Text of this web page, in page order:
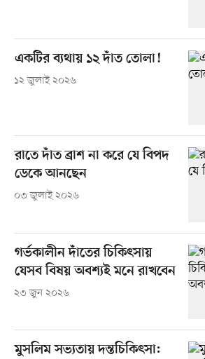
একটির ব্যথায় ১২ দাঁত তোলা!
১২ জুলাই ২০২৬
রাতে দাঁত ব্রাশ না করে যে বিপদ
ডেকে আনছেন
০৩ জুলাই ২০২৬
গর্ভকালীন দাঁতের চিকিৎসায়
যেসব বিষয় অবশ্যই মনে রাখবেন
২৩ জুন ২০২৬
মুসলিম সভ্যতায় দন্তচিকিৎসা: